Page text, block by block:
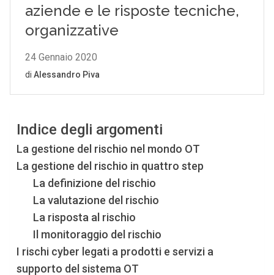
Indice degli argomenti
La gestione del rischio nel mondo OT
La gestione del rischio in quattro step
La definizione del rischio
La valutazione del rischio
La risposta al rischio
Il monitoraggio del rischio
I rischi cyber legati a prodotti e servizi a
supporto del sistema OT